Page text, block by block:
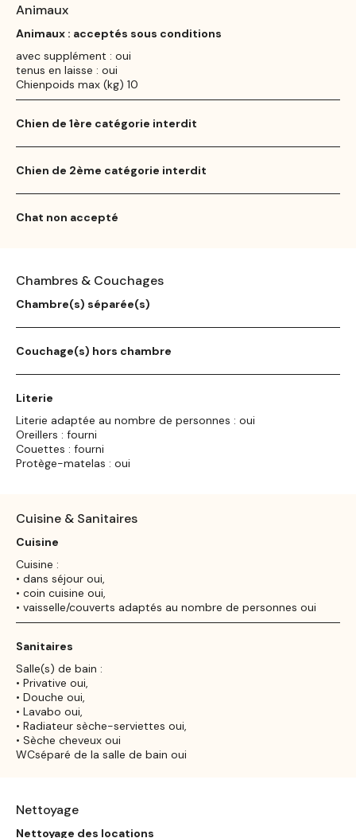
Animaux
Animaux : acceptés sous conditions
avec supplément : oui
tenus en laisse : oui
Chienpoids max (kg) 10
Chien de 1ère catégorie interdit
Chien de 2ème catégorie interdit
Chat non accepté
Chambres & Couchages
Chambre(s) séparée(s)
Couchage(s) hors chambre
Literie
Literie adaptée au nombre de personnes : oui
Oreillers : fourni
Couettes : fourni
Protège-matelas : oui
Cuisine & Sanitaires
Cuisine
Cuisine :
• dans séjour oui,
• coin cuisine oui,
• vaisselle/couverts adaptés au nombre de personnes oui
Sanitaires
Salle(s) de bain :
• Privative oui,
• Douche oui,
• Lavabo oui,
• Radiateur sèche-serviettes oui,
• Sèche cheveux oui
WCséparé de la salle de bain oui
Nettoyage
Nettoyage des locations